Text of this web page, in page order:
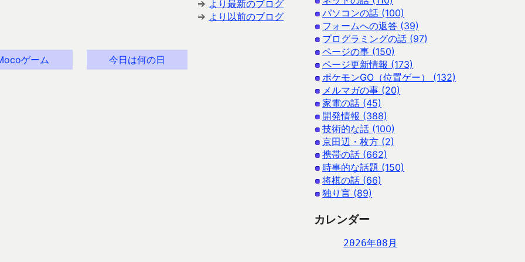
⇒ より最新のブログ
⇒ より以前のブログ
ゲーム 今日は何の日
パソコンの話 (100)
フォームへの返答 (39)
プログラミングの話 (97)
ページの事 (150)
ページ更新情報 (173)
ポケモンGO（位置ゲー） (132)
メルマガの事 (20)
家電の話 (45)
開発情報 (388)
技術的な話 (100)
京田辺・枚方 (2)
携帯の話 (662)
時事的な話題 (150)
将棋の話 (66)
独り言 (89)
カレンダー
2026年08月